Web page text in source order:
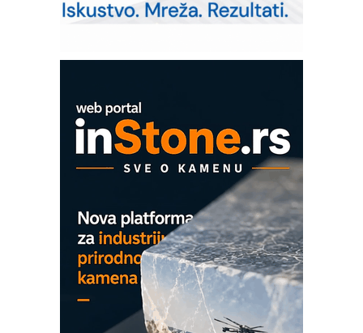
– Pametna signalizacija za efikasnije
upravljanje mašinama
era CNC merenja
Proizvodnja iC7 Hybrid 1500 VDC
mrežnog pretvarača sa tečnim
hlađenjem
COMBYPACK
EVOKS Maintenance Management